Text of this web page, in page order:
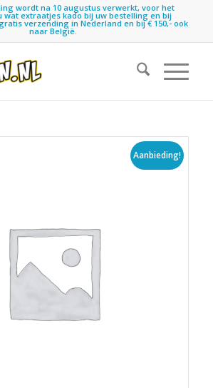
wordt na 10 augustus verwerkt, voor het
wat extraatjes kado bij uw bestelling en bij
verzending in Nederland en bij € 150,- ook
naar België.
Aanbieding!